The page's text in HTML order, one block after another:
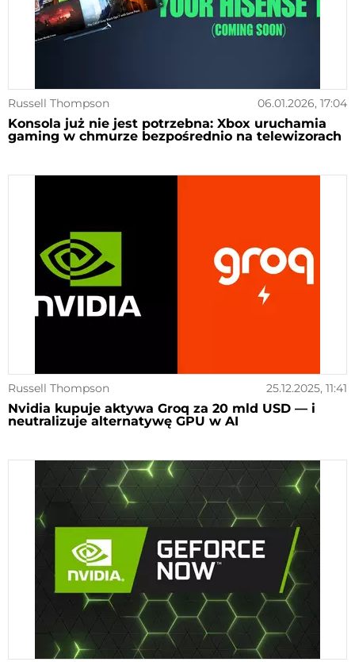
Russell Thompson 06.01.2026, 17:04
Konsola już nie jest potrzebna: Xbox uruchamia
gaming w chmurze bezpośrednio na telewizorach
Russell Thompson 25.12.2025, 11:41
Nvidia kupuje aktywa Groq za 20 mld USD — i
neutralizuje alternatywę GPU w AI